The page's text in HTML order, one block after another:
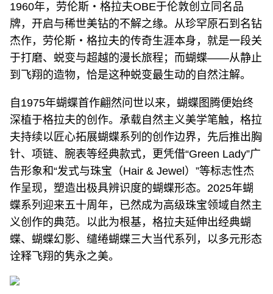
1960年，劳伦斯‧格拉夫OBE于伦敦创立同名品
牌，开启与稀世美钻的不解之缘。从珍罕原石到名钻
杰作，劳伦斯‧格拉夫的传奇生涯本身，就是一段关
于打磨、蜕变与超越的漫长旅程；而蝴蝶——从静止
到飞翔的造物，恰是这种蜕变最生动的自然注解。
自1975年蝴蝶首作翩然问世以来，蝴蝶图腾便始终
深植于格拉夫的创作。承载自然主义美学笔触，格拉
夫持续以匠心拓展蝴蝶系列的创作边界，先后推出胸
针、项链、腕表等经典款式，更凭借“Green Lady”广
告形象和“发式与珠宝（Hair & Jewel）”等标志性杰
作呈现，塑造出极具辨识度的蝴蝶形态。2025年蝴
蝶系列迎来五十周年，已然成为高级珠宝领域自然主
义创作的典范。以此为根基，格拉夫延伸出经典蝴
蝶、蝴蝶幻影、缱绻蝴蝶三大当代系列，以多元形态
诠释飞翔的隽永之美。